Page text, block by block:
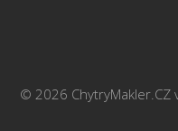
© 2026 ChytryMakler.CZ